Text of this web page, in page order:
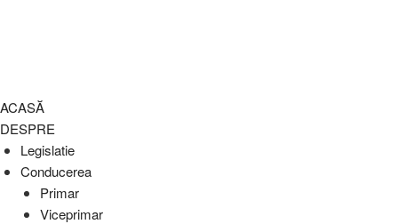
ACASĂ
DESPRE
Legislatie
Conducerea
Primar
Viceprimar